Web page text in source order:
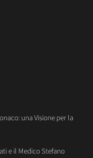
una Visione per la
e il Medico Stefano